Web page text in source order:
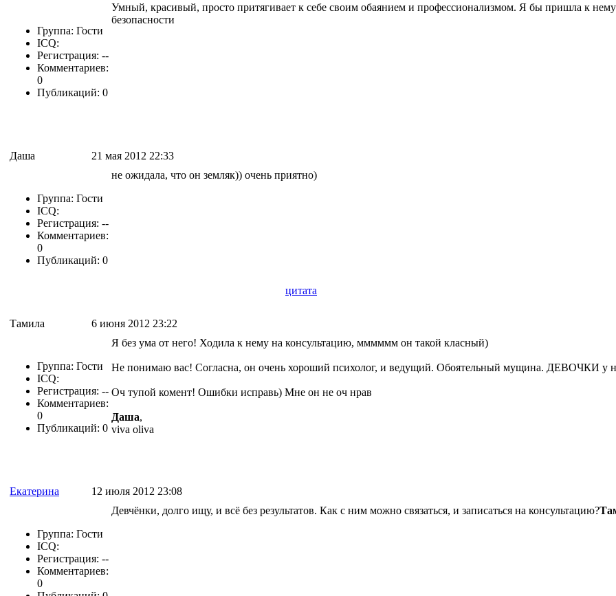
Группа: Гости
ICQ:
Регистрация: --
Комментариев:
0
Публикаций: 0
Умный, красивый, просто притягивает к себе своим обаянием и профессионализмом. Я бы пришла к
безопасности
Даша 21 мая 2012 22:33
Группа: Гости
ICQ:
Регистрация: --
Комментариев:
0
Публикаций: 0
не ожидала, что он земляк)) очень приятно)
цитата
Тамила 6 июня 2012 23:22
Группа: Гости
ICQ:
Регистрация: --
Комментариев:
0
Публикаций: 0
Я без ума от него! Ходила к нему на консультацию, мммммм он такой класный)
Не понимаю вас! Согласна, он очень хороший психолог, и ведущий. Обоятельный мущина. ДЕВОЧКИ у
Оч тупой комент! Ошибки исправь) Мне он не оч нрав
Даша,
viva oliva
Екатерина 12 июля 2012 23:08
Группа: Гости
ICQ:
Регистрация: --
Комментариев:
0
Девчёнки, долго ищу, и всё без результатов. Как с ним можно связаться, и записаться на консультацию?